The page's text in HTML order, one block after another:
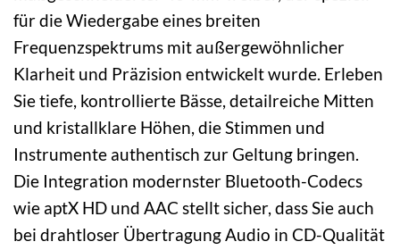
für die Wiedergabe eines breiten
Frequenzspektrums mit außergewöhnlicher
Klarheit und Präzision entwickelt wurde. Erleben
Sie tiefe, kontrollierte Bässe, detailreiche Mitten
und kristallklare Höhen, die Stimmen und
Instrumente authentisch zur Geltung bringen.
Die Integration modernster Bluetooth-Codecs
wie aptX HD und AAC stellt sicher, dass Sie auch
bei drahtloser Übertragung Audio in CD-Qualität